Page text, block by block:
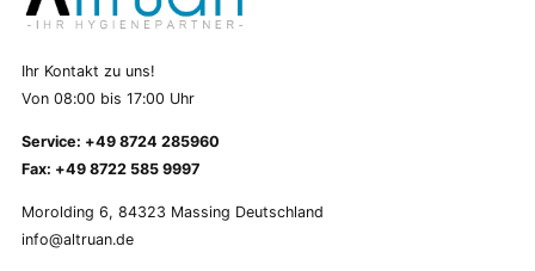
Ihr Kontakt zu uns!
Von 08:00 bis 17:00 Uhr
Service: +49 8724 285960
Fax: +49 8722 585 9997
Morolding 6, 84323 Massing Deutschland
info@altruan.de